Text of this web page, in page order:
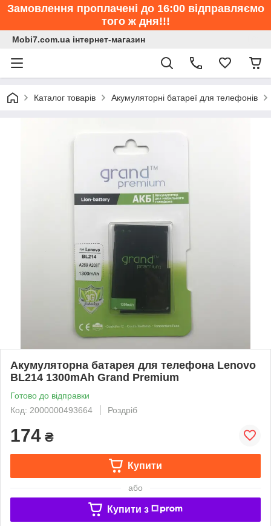
Замовлення проплачені до 16:00 відправляємо
того ж дня!!!
Mobi7.com.ua інтернет-магазин
Каталог товарів Акумуляторні батареї для телефонів
Акумуляторна батарея для телефона Lenovo
BL214 1300mAh Grand Premium
Готово до відправки
Код: 2000000493664
Роздріб
174 ₴
Купити
або
Купити з